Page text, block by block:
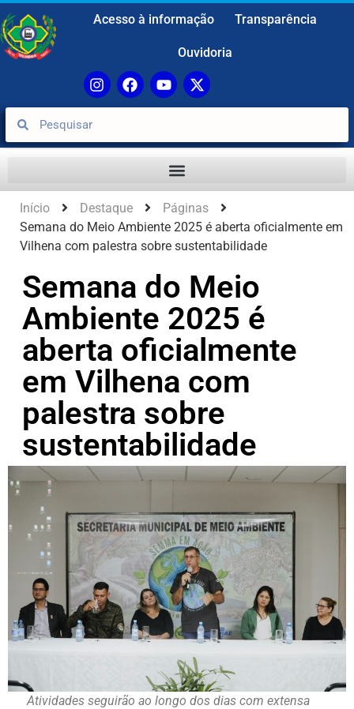
Acesso à informação Transparência
Ouvidoria
Início Destaque
Páginas
Semana do Meio Ambiente 2025 é aberta oficialmente em
Vilhena com palestra sobre sustentabilidade
Semana do Meio
Ambiente 2025 é
aberta oficialmente
em Vilhena com
palestra sobre
sustentabilidade
Atividades seguirão ao longo dos dias com extensa